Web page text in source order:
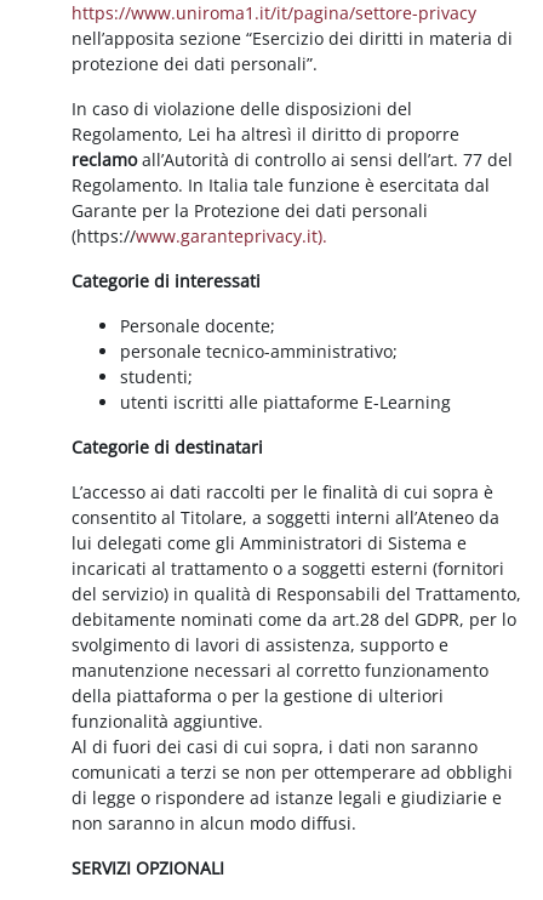
https://www.uniroma1.it/it/pagina/settore-privacy
nell’apposita sezione “Esercizio dei diritti in materia di
protezione dei dati personali”.
In caso di violazione delle disposizioni del
Regolamento, Lei ha altresì il diritto di proporre
reclamoall’Autorità di controllo ai sensi dell’art. 77 del
Regolamento. In Italia tale funzione è esercitata dal
Garante per la Protezione dei dati personali
(https://www.garanteprivacy.it).
Categorie di interessati
Personale docente;
personale tecnico-amministrativo;
studenti;
utenti iscritti alle piattaforme E-Learning
Categorie di destinatari
L’accesso ai dati raccolti per le finalità di cui sopra è
consentito al Titolare, a soggetti interni all’Ateneo da
lui delegati come gli Amministratori di Sistema e
incaricati al trattamento o a soggetti esterni (fornitori
del servizio) in qualità di Responsabili del Trattamento,
debitamente nominati come da art.28 del GDPR, per lo
svolgimento di lavori di assistenza, supporto e
manutenzione necessari al corretto funzionamento
della piattaforma o per la gestione di ulteriori
funzionalità aggiuntive.
Al di fuori dei casi di cui sopra, i dati non saranno
comunicati a terzi se non per ottemperare ad obblighi
di legge o rispondere ad istanze legali e giudiziarie e
non saranno in alcun modo diffusi.
SERVIZI OPZIONALI